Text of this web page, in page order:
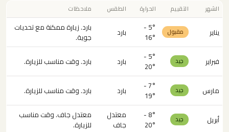
الشهر التقييم الحرارة الطقس ملاحظات
يناير مقبول
5° -
16°
بارد
بارد. زيارة ممكنة مع تحديات
جوية.
فبراير
جيد
5° -
20°
بارد بارد. وقت مناسب للزيارة.
مارس جيد
7° -
19°
بارد بارد. وقت مناسب للزيارة.
أبريل جيد
8° -
20°
معتدل
جاف
معتدل جاف. وقت مناسب
للزيارة.